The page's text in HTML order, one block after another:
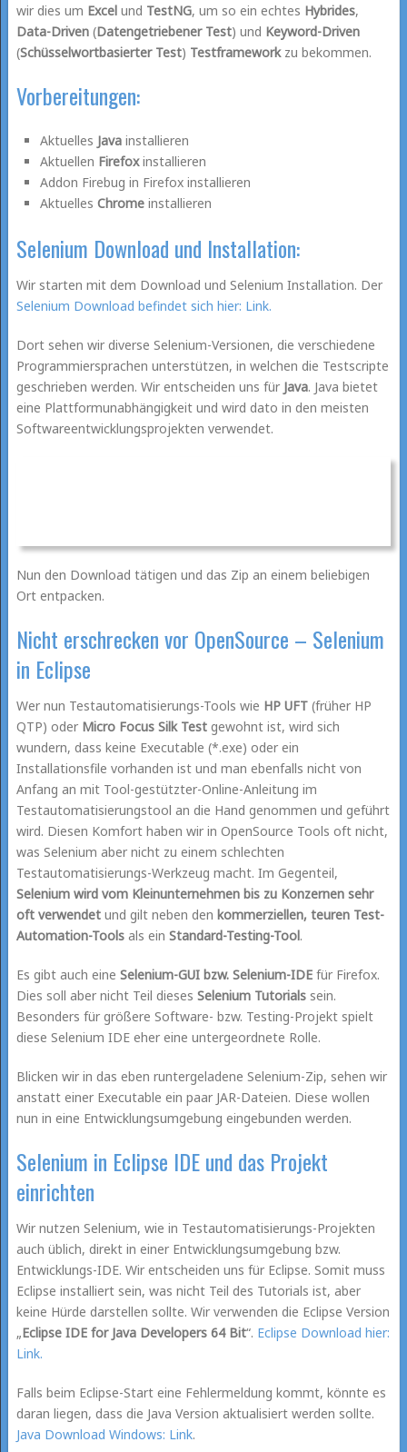
wir dies um Excelund TestNG, um so ein echtes Hybrides,
Data-Driven(Datengetriebener Test) und Keyword-Driven
(Schüsselwortbasierter Test) Testframeworkzu bekommen.
Vorbereitungen:
Aktuelles Java installieren
Aktuellen Firefoxinstallieren
Addon Firebug in Firefox installieren
AktuellesChrome installieren
Selenium Download und Installation:
Wir starten mit dem Download und Selenium Installation. Der
Selenium Download befindet sich hier: Link.
Dort sehen wir diverse Selenium-Versionen, die verschiedene
Programmiersprachen unterstützen, in welchen die Testscripte
geschrieben werden. Wir entscheiden uns für Java. Java bietet
eine Plattformunabhängigkeit und wird dato in den meisten
Softwareentwicklungsprojekten verwendet.
Nun den Download tätigen und das Zip an einem beliebigen
Ort entpacken.
Nicht erschrecken vor OpenSource – Selenium
in Eclipse
Wer nun Testautomatisierungs-Tools wie HP UFT(früher HP
QTP) oder Micro Focus Silk Testgewohnt ist, wird sich
wundern, dass keine Executable (*.exe) oder ein
Installationsfile vorhanden ist und man ebenfalls nicht von
Anfang an mit Tool-gestützter-Online-Anleitung im
Testautomatisierungstool an die Hand genommen und geführt
wird. Diesen Komfort haben wir in OpenSource Tools oft nicht,
was Selenium aber nicht zu einem schlechten
Testautomatisierungs-Werkzeug macht. Im Gegenteil,
Selenium wird vom Kleinunternehmen bis zu Konzernen sehr
oft verwendet und gilt neben den kommerziellen, teuren Test-
Automation-Toolsals ein Standard-Testing-Tool.
Es gibt auch eine Selenium-GUI bzw. Selenium-IDEfür Firefox.
Dies soll aber nicht Teil dieses Selenium Tutorialssein.
Besonders für größere Software- bzw. Testing-Projekt spielt
diese Selenium IDE eher eine untergeordnete Rolle.
Blicken wir in das eben runtergeladene Selenium-Zip, sehen wir
anstatt einer Executable ein paar JAR-Dateien. Diese wollen
nun in eine Entwicklungsumgebung eingebunden werden.
Selenium in Eclipse IDE und das Projekt
einrichten
Wir nutzen Selenium, wie in Testautomatisierungs-Projekten
auch üblich, direkt in einer Entwicklungsumgebung bzw.
Entwicklungs-IDE. Wir entscheiden uns für Eclipse. Somit muss
Eclipse installiert sein, was nicht Teil des Tutorials ist, aber
keine Hürde darstellen sollte. Wir verwenden die Eclipse Version
„Eclipse IDE for Java Developers 64 Bit“. Eclipse Download hier:
Link.
Falls beim Eclipse-Start eine Fehlermeldung kommt, könnte es
daran liegen, dass die Java Version aktualisiert werden sollte.
Java Download Windows: Link.